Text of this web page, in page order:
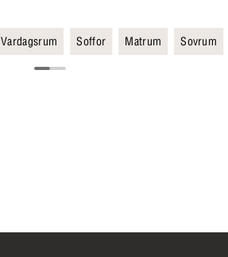
Vardagsrum Soffor Matrum Sovrum